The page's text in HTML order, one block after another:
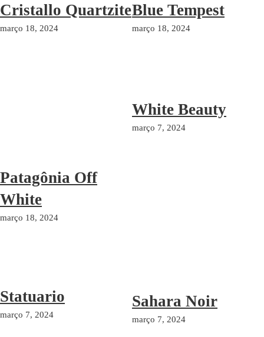
Cristallo Quartzite
março 18, 2024
Blue Tempest
março 18, 2024
Patagônia Off
White
março 18, 2024
White Beauty
março 7, 2024
Statuario
março 7, 2024
Sahara Noir
março 7, 2024